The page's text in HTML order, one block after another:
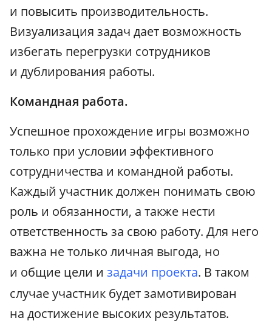
и повысить производительность.
Визуализация задач дает возможность
избегать перегрузки сотрудников
и дублирования работы.
Командная работа.
Успешное прохождение игры возможно
только при условии эффективного
сотрудничества и командной работы.
Каждый участник должен понимать свою
роль и обязанности, а также нести
ответственность за свою работу. Для него
важна не только личная выгода, но
и общие цели и задачи проекта. В таком
случае участник будет замотивирован
на достижение высоких результатов.